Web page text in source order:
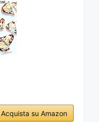
Acquista su Amazon